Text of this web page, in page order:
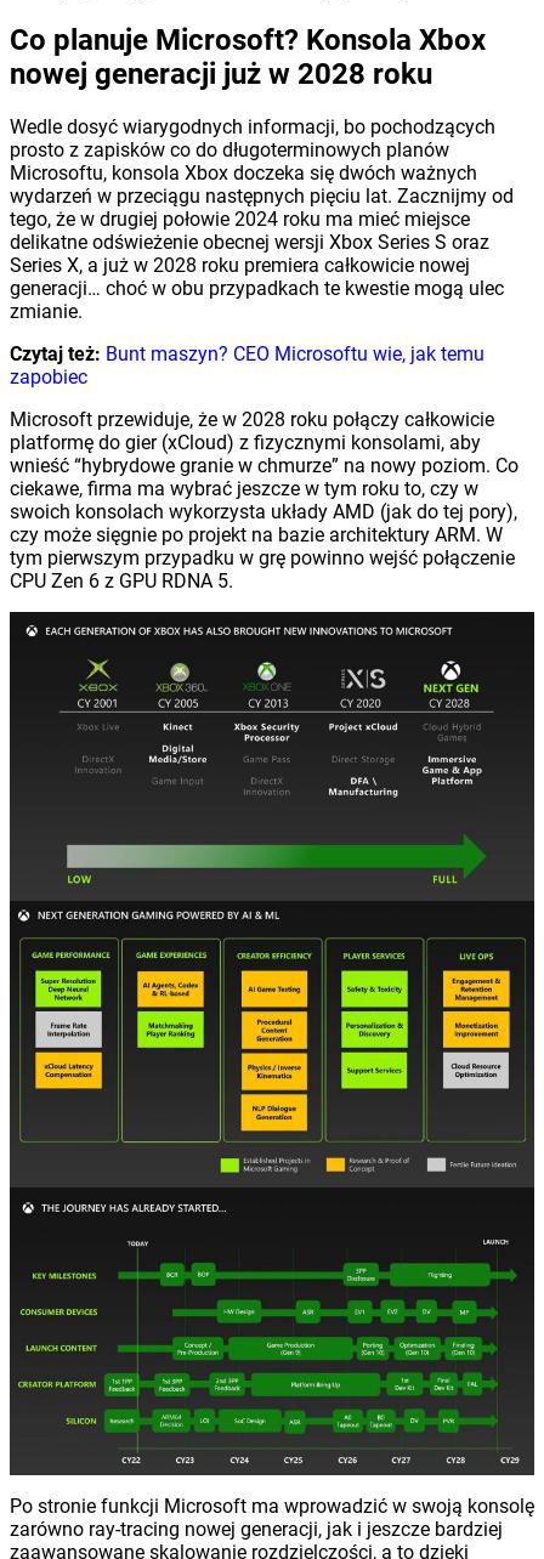
Co planuje Microsoft? Konsola Xbox
nowej generacji już w 2028 roku
Wedle dosyć wiarygodnych informacji, bo pochodzących
prosto z zapisków co do długoterminowych planów
Microsoftu, konsola Xbox doczeka się dwóch ważnych
wydarzeń w przeciągu następnych pięciu lat. Zacznijmy od
tego, że w drugiej połowie 2024 roku ma mieć miejsce
delikatne odświeżenie obecnej wersji Xbox Series S oraz
Series X, a już w 2028 roku premiera całkowicie nowej
generacji… choć w obu przypadkach te kwestie mogą ulec
zmianie.
Czytaj też: Bunt maszyn? CEO Microsoftu wie, jak temu
zapobiec
Microsoft przewiduje, że w 2028 roku połączy całkowicie
platformę do gier (xCloud) z fizycznymi konsolami, aby
wnieść “hybrydowe granie w chmurze” na nowy poziom. Co
ciekawe, firma ma wybrać jeszcze w tym roku to, czy w
swoich konsolach wykorzysta układy AMD (jak do tej pory),
czy może sięgnie po projekt na bazie architektury ARM. W
tym pierwszym przypadku w grę powinno wejść połączenie
CPU Zen 6 z GPU RDNA 5.
Po stronie funkcji Microsoft ma wprowadzić w swoją konsolę
zarówno ray-tracing nowej generacji, jak i jeszcze bardziej
zaawansowane skalowanie rozdzielczości, a to dzięki